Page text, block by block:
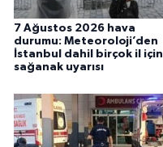
7 Ağustos 2026 hava
durumu: Meteoroloji’den
İstanbul dahil birçok il için
sağanak uyarısı